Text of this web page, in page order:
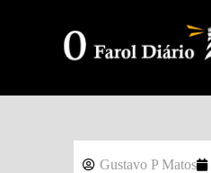
Gustavo P Matos